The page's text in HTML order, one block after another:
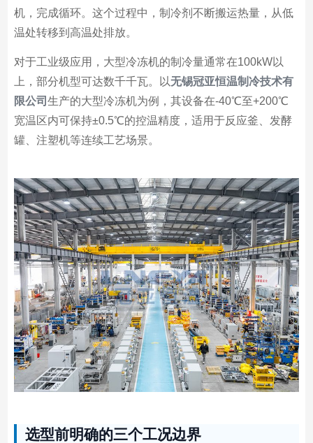
机，完成循环。这个过程中，制冷剂不断搬运热量，从低
温处转移到高温处排放。
对于工业级应用，大型冷冻机的制冷量通常在100kW以
上，部分机型可达数千千瓦。以无锡冠亚恒温制冷技术有
限公司 生产的大型冷冻机为例，其设备在-40℃至+200℃
宽温区内可保持±0.5℃的控温精度，适用于反应釜、发酵
罐、注塑机等连续工艺场景。
选型前明确的三个工况边界